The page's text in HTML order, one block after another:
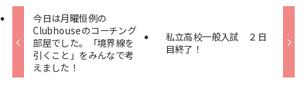
今日は月曜恒例の
Clubhouseのコーチング
部屋でした。「境界線を
引くこと」をみんなで考
えました！
私立高校一般入試 ２日
目終了！